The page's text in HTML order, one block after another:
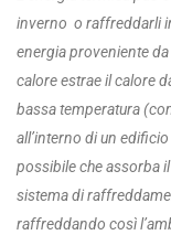
inverno o raffreddarli
energia proveniente
calore estrae il calore
bassa temperatura
all’interno di un
possibile che assorba
sistema di
raffreddando così